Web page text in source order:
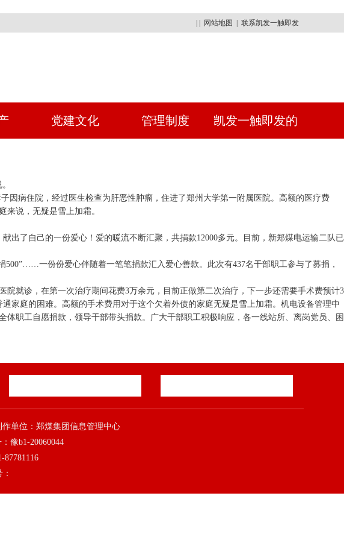
网站地图 联系凯发一触即发
党建文化 管理制度 凯发一触即发的
因病住院，经过医生检查为肝恶性肿瘤，住进了郑州大学第一附属医院。高额的医疗费
来说，无疑是雪上加霜。
出了自己的一份爱心！爱的暖流不断汇聚，共捐款12000多元。目前，新郑煤电运输二队已
一份份爱心伴随着一笔笔捐款汇入爱心善款。此次有437名干部职工参与了募捐，
就诊，在第一次治疗期间花费3万余元，目前正做第二次治疗，下一步还需要手术费预计3
家庭的困难。高额的手术费用对于这个欠着外债的家庭无疑是雪上加霜。机电设备管理中
职工自愿捐款，领导干部带头捐款。广大干部职工积极响应，各一线站所、离岗党员、困
作单位：郑煤集团信息管理中心
豫b1-20060044